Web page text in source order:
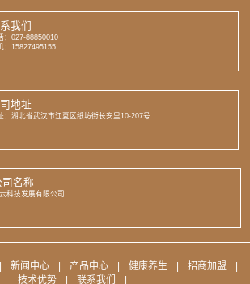
我们
：027-88850010
：15827495155
地址
：湖北省武汉市江夏区纸坊街长安里10-207号
司名称
科技发展有限公司
新闻中心 产品中心 健康养生 招商加盟
技术优势
联系我们